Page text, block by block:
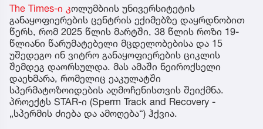
The Times-ი კოლუმბიის უნივერსიტეტის
განაყოფიერების ცენტრის ექიმებზე დაყრდნობით
წერს, რომ 2025 წლის მარტში, 38 წლის როზი 19-
წლიანი წარუმატებელი მცდელობებისა და 15
უშედეგო ინ ვიტრო განაყოფიერების ციკლის
შემდეგ დაორსულდა. მას ამაში ნეიროქსელი
დაეხმარა, რომელიც ეაკულატში
სპერმატოზოიდების აღმოჩენისთვის შეიქმნა.
პროექტს STAR-ი (Sperm Track and Recovery -
„სპერმის ძიება და ამოღება“) ჰქვია.